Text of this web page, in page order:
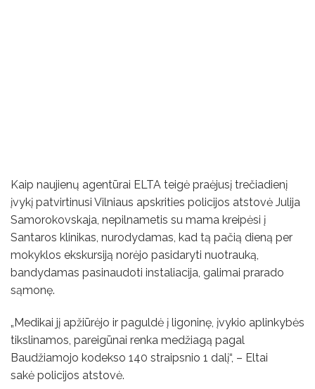
Kaip naujienų agentūrai ELTA teigė praėjusį trečiadienį
įvykį patvirtinusi Vilniaus apskrities policijos atstovė Julija
Samorokovskaja, nepilnametis su mama kreipėsi į
Santaros klinikas, nurodydamas, kad tą pačią dieną per
mokyklos ekskursiją norėjo pasidaryti nuotrauką,
bandydamas pasinaudoti instaliacija, galimai prarado
sąmonę.
„Medikai jį apžiūrėjo ir paguldė į ligoninę, įvykio aplinkybės
tikslinamos, pareigūnai renka medžiagą pagal
Baudžiamojo kodekso 140 straipsnio 1 dalį“, – Eltai
sakė policijos atstovė.